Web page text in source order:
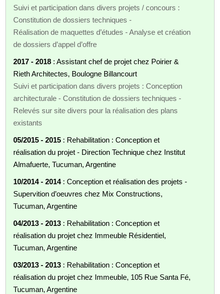
Suivi et participation dans divers projets / concours :
Constitution de dossiers techniques -
Réalisation de maquettes d’études - Analyse et création
de dossiers d’appel d’offre
2017 - 2018 : Assistant chef de projet chez Poirier &
Rieth Architectes, Boulogne Billancourt
Suivi et participation dans divers projets : Conception
architecturale - Constitution de dossiers techniques -
Relevés sur site divers pour la réalisation des plans
existants
05/2015 - 2015 : Rehabilitation : Conception et
réalisation du projet - Direction Technique chez Institut
Almafuerte, Tucuman, Argentine
10/2014 - 2014: Conception et réalisation des projets -
Supervition d’oeuvres chez Mix Constructions,
Tucuman, Argentine
04/2013 - 2013 : Rehabilitation : Conception et
réalisation du projet chez Immeuble Résidentiel,
Tucuman, Argentine
03/2013 - 2013 : Rehabilitation : Conception et
réalisation du projet chez Immeuble, 105 Rue Santa Fé,
Tucuman, Argentine